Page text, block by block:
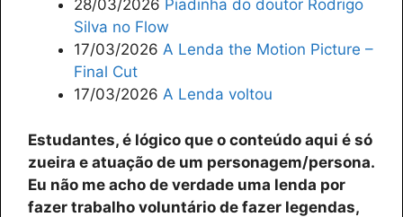
28/03/2026 Piadinha do doutor Rodrigo
Silva no Flow
17/03/2026 A Lenda the Motion Picture –
Final Cut
17/03/2026 A Lenda voltou
Estudantes, é lógico que o conteúdo aqui é só
zueira e atuação de um personagem/persona.
Eu não me acho de verdade uma lenda por
fazer trabalho voluntário de fazer legendas,